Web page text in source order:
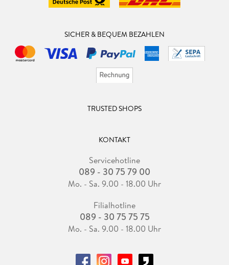
SICHER & BEQUEM BEZAHLEN
TRUSTED SHOPS
KONTAKT
Servicehotline
089 - 30 75 79 00
Mo. - Sa. 9.00 - 18.00 Uhr
Filialhotline
089 - 30 75 75 75
Mo. - Sa. 9.00 - 18.00 Uhr